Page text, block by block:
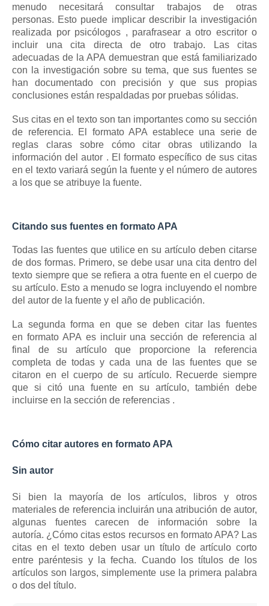
menudo necesitará consultar trabajos de otras
personas. Esto puede implicar describir la investigación
realizada por psicólogos , parafrasear a otro escritor o
incluir una cita directa de otro trabajo.
Las citas
adecuadas de la APA demuestran que está familiarizado
con la investigación sobre su tema, que sus fuentes se
han documentado con precisión y que sus propias
conclusiones están respaldadas por pruebas sólidas.
Sus citas en el texto son tan importantes como su sección
de referencia.
El formato APA establece una serie de
reglas claras sobre cómo citar obras utilizando la
información del autor . El formato específico de sus citas
en el texto variará según la fuente y el número de autores
a los que se atribuye la fuente.
Citando sus fuentes en formato APA
Todas las fuentes que utilice en su artículo deben citarse
de dos formas. Primero, se debe usar una cita dentro del
texto siempre que se refiera a otra fuente en el cuerpo de
su artículo. Esto a menudo se logra incluyendo el nombre
del autor de la fuente y el año de publicación.
La segunda forma en que se deben citar las fuentes
en formato APA es incluir una sección de referencia al
final de su artículo que proporcione la referencia
completa de todas y cada una de las fuentes que se
citaron en el cuerpo de su artículo. Recuerde siempre
que si citó una fuente en su artículo, también debe
incluirse en la sección de referencias .
Cómo citar autores en formato APA
Sin autor
Si bien la mayoría de los artículos, libros y otros
materiales de referencia incluirán una atribución de autor,
algunas fuentes carecen de información sobre la
autoría. ¿Cómo citas estos recursos en formato APA? Las
citas en el texto deben usar un título de artículo corto
entre paréntesis y la fecha. Cuando los títulos de los
artículos son largos, simplemente use la primera palabra
o dos del título.